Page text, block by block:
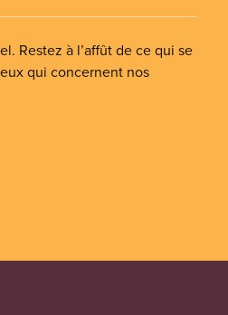
Restez à l’affût de ce qui se
qui concernent nos